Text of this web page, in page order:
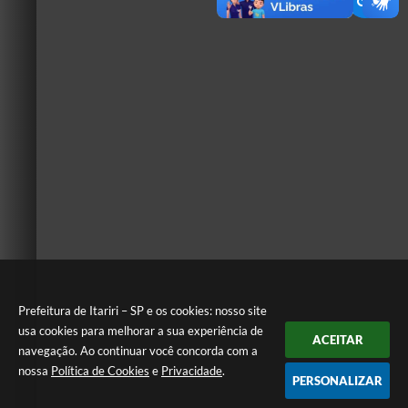
Prefeitura de Itariri – SP e os cookies: nosso site
usa cookies para melhorar a sua experiência de
navegação. Ao continuar você concorda com a
nossa Política de Cookies e Privacidade.
ACEITAR
PERSONALIZAR